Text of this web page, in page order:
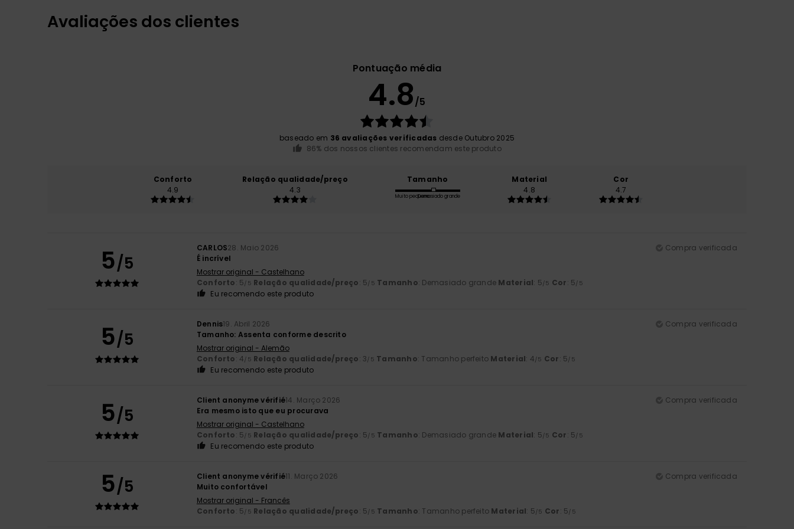
Avaliações dos clientes
Pontuação média
4.8/5
baseado em 36 avaliações verificadas desde Outubro 2025
86% dos nossos clientes recomendam este produto
Conforto
4.9
Relação qualidade/preço
4.3
Tamanho
Muito pequenoDemasiado grande
Material
4.8
Cor
4.7
5/5
CARLOS28. Maio 2026
Compra verificada
É incrível
Mostrar original - Castelhano
Conforto: 5/5 Relação qualidade/preço: 5/5 Tamanho: Demasiado grande Material: 5/5 Cor: 5/5
Eu recomendo este produto
5/5
Dennis19. Abril 2026
Compra verificada
Tamanho: Assenta conforme descrito
Mostrar original - Alemão
Conforto: 4/5 Relação qualidade/preço: 3/5 Tamanho: Tamanho perfeito Material: 4/5 Cor: 5/5
Eu recomendo este produto
5/5
Client anonyme vérifié14. Março 2026
Compra verificada
Era mesmo isto que eu procurava
Mostrar original - Castelhano
Conforto: 5/5 Relação qualidade/preço: 5/5 Tamanho: Demasiado grande Material: 5/5 Cor: 5/5
Eu recomendo este produto
5/5 Client anonyme vérifié11. Março 2026
Compra verificada
Muito confortável
Mostrar original - Francês
Conforto: 5/5 Relação qualidade/preço: 5/5 Tamanho: Tamanho perfeito Material: 5/5 Cor: 5/5